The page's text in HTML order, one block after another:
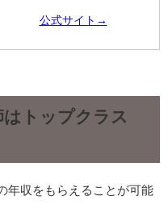
公式サイト→
トップクラス
年収をもらえることが可能